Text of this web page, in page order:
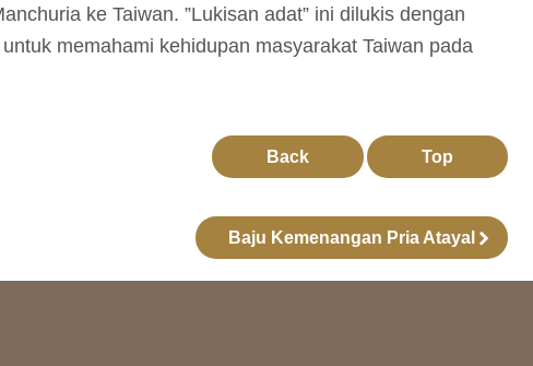
ke Taiwan. ”Lukisan adat” ini dilukis dengan
memahami kehidupan masyarakat Taiwan pada
Back Top
Baju Kemenangan Pria Atayal